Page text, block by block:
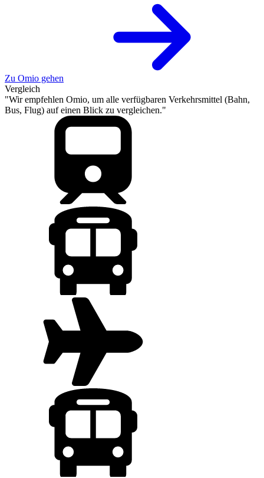
Zu Omio gehen
Vergleich
"Wir empfehlen Omio, um alle verfügbaren Verkehrsmittel (Bahn,
Bus, Flug) auf einen Blick zu vergleichen."